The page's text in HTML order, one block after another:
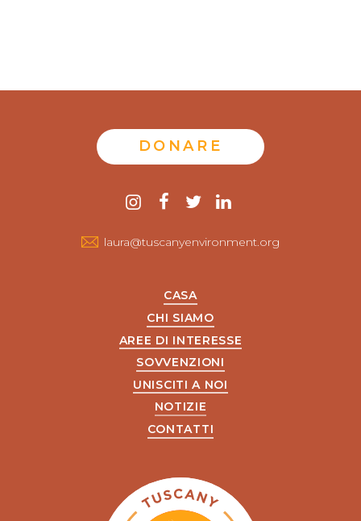
DONARE
instagram
Facebook
twitter
laura@tuscanyenvironment.org
CASA
CHI SIAMO
AREE DI INTERESSE
SOVVENZIONI
UNISCITI A NOI
NOTIZIE
CONTATTI